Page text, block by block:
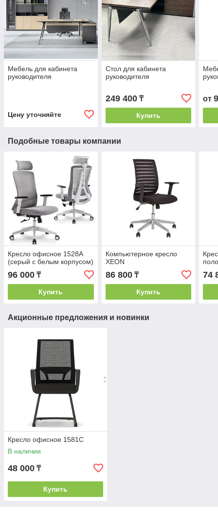
Мебель для кабинета
руководителя
Цену уточняйте
Стол для кабинета
руководителя
249 400₸
Купить
от
Подобные товары компании
Кресло офисное 1528A
(серый с белым корпусом)
96 000 ₸
Купить
Компьютерное кресло
XEON
86 800₸
Купить
74
Акционные предложения и новинки
Кресло офисное 1581С
В наличии
48 000 ₸
Купить